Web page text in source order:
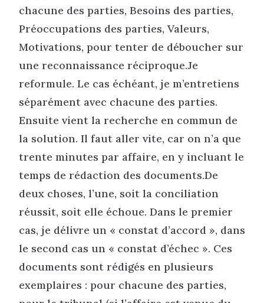
chacune des parties, Besoins des parties,
Préoccupations des parties, Valeurs,
Motivations, pour tenter de déboucher sur
une reconnaissance réciproque.Je
reformule. Le cas échéant, je m’entretiens
séparément avec chacune des parties.
Ensuite vient la recherche en commun de
la solution. Il faut aller vite, car on n’a que
trente minutes par affaire, en y incluant le
temps de rédaction des documents.De
deux choses, l’une, soit la conciliation
réussit, soit elle échoue. Dans le premier
cas, je délivre un « constat d’accord », dans
le second cas un « constat d’échec ». Ces
documents sont rédigés en plusieurs
exemplaires : pour chacune des parties,